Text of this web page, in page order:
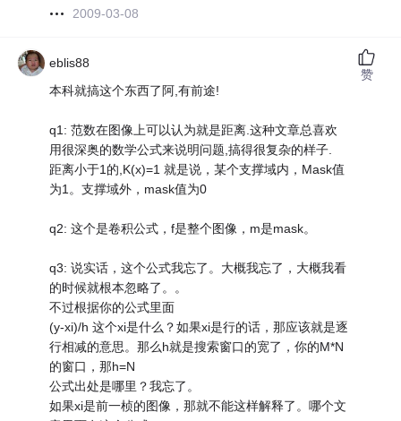
2009-03-08
eblis88
本科就搞这个东西了阿,有前途!
q1: 范数在图像上可以认为就是距离.这种文章总喜欢
用很深奥的数学公式来说明问题,搞得很复杂的样子.
距离小于1的,K(x)=1 就是说，某个支撑域内，Mask值
为1。支撑域外，mask值为0
q2: 这个是卷积公式，f是整个图像，m是mask。
q3: 说实话，这个公式我忘了。大概我忘了，大概我看
的时候就根本忽略了。。
不过根据你的公式里面
(y-xi)/h 这个xi是什么？如果xi是行的话，那应该就是逐
行相减的意思。那么h就是搜索窗口的宽了，你的M*N
的窗口，那h=N
公式出处是哪里？我忘了。
如果xi是前一桢的图像，那就不能这样解释了。哪个文
赞